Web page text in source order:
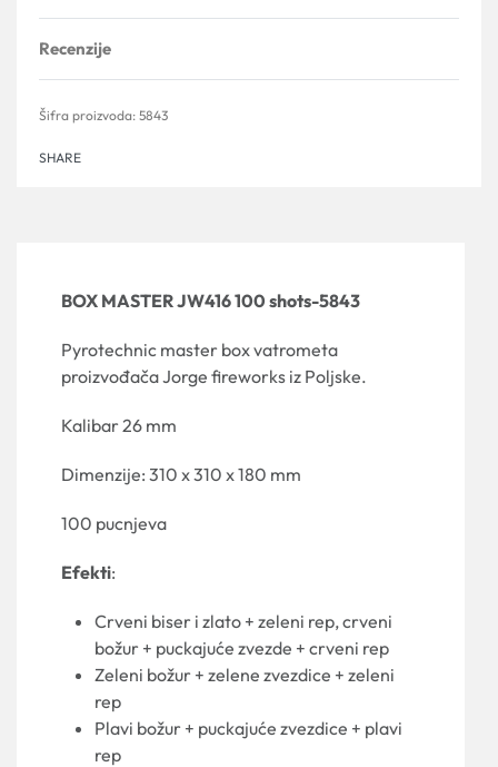
Recenzije
5843
SHARE
BOX MASTER JW416 100 shots-5843
Pyrotechnic master box vatrometa
proizvođača Jorge fireworks iz Poljske.
Kalibar 26 mm
Dimenzije: 310 x 310 x 180 mm
100 pucnjeva
Efekti:
Crveni biser i zlato + zeleni rep, crveni
božur + puckajuće zvezde + crveni rep
Zeleni božur + zelene zvezdice + zeleni
rep
Plavi božur + puckajuće zvezdice + plavi
rep